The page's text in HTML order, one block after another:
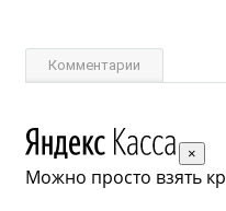
Комментарии
×
Можно просто взять